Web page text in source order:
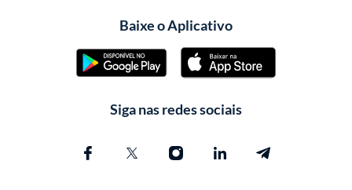
Baixe o Aplicativo
Siga nas redes sociais